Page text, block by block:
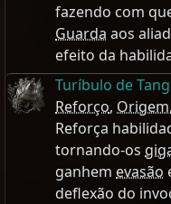
fazendo com
Guarda aos
efeito da
Turíbulo de
Reforço, Origem,
Reforça
tornando-os
ganhem evasão
deflexão do